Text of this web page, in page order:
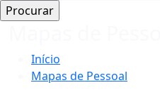
Início
Mapas de Pessoal